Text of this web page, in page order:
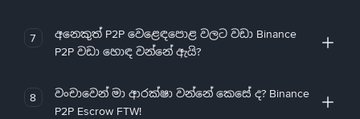
7
අනෙකුත් P2P වෙළෙඳපොළ වලට වඩා Binance
P2P වඩා හොඳ වන්නේ ඇයි?
8
වංචාවෙන් මා ආරක්ෂා වන්නේ කෙසේ ද? Binance
P2P Escrow FTW!